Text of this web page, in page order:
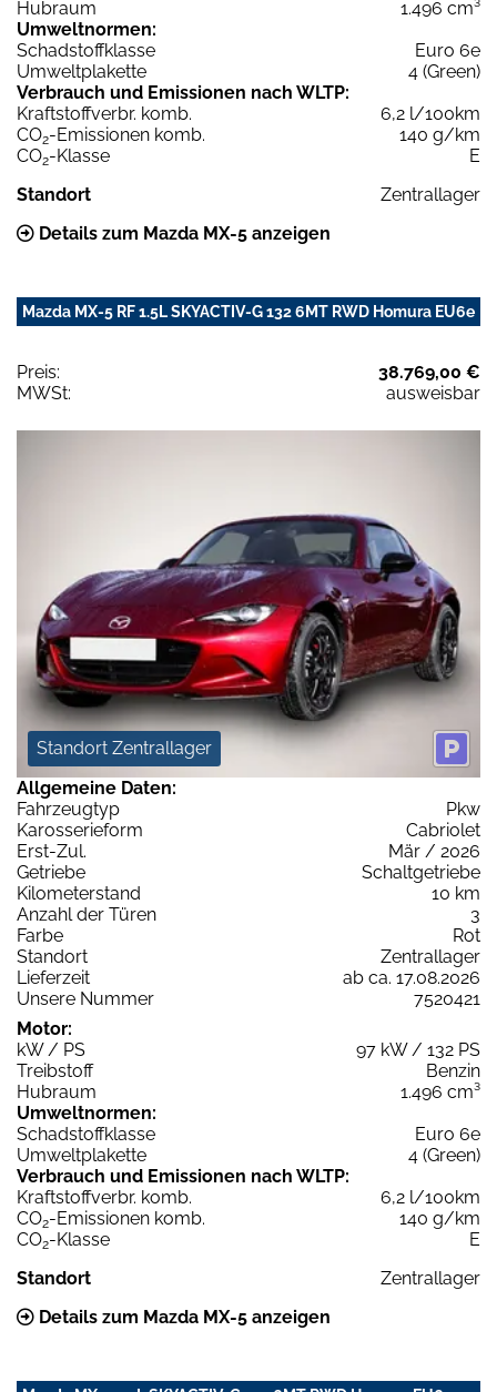
Hubraum
1.496 cm³
Umweltnormen:
Schadstoffklasse
Euro 6e
Umweltplakette
4 (Green)
Verbrauch und Emissionen nach WLTP:
Kraftstoffverbr. komb.
6,2 l/100km
CO2-Emissionen komb.
140 g/km
CO2-Klasse
E
Standort
Zentrallager
Details zum Mazda MX-5 anzeigen
Mazda MX-5 RF 1.5L SKYACTIV-G 132 6MT RWD Homura EU6e
Preis:
38.769,00 €
MWSt:
ausweisbar
Standort Zentrallager
Allgemeine Daten:
Fahrzeugtyp
Pkw
Karosserieform
Cabriolet
Erst-Zul.
Mär / 2026
Getriebe
Schaltgetriebe
Kilometerstand
10 km
Anzahl der Türen
3
Farbe
Rot
Standort
Zentrallager
Lieferzeit
ab ca. 17.08.2026
Unsere Nummer
7520421
Motor:
kW / PS
97 kW / 132 PS
Treibstoff
Benzin
Hubraum
1.496 cm³
Umweltnormen:
Schadstoffklasse
Euro 6e
Umweltplakette
4 (Green)
Verbrauch und Emissionen nach WLTP:
Kraftstoffverbr. komb.
6,2 l/100km
CO2-Emissionen komb.
140 g/km
CO2-Klasse
E
Standort
Zentrallager
Details zum Mazda MX-5 anzeigen